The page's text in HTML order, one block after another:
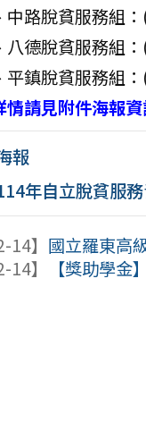
中路脫貧服務組
八德脫貧服務組
平鎮脫貧服務組
情請見附件海報資
報
年自立脫貧服
14】 國立羅東高
14】
【獎助學